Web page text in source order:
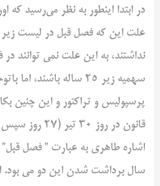
در ابتدا اینطور به نظر می‌رسید که
نداشتند، به این علت نمی توانند
سهمیه زیر 25 ساله باشند،
پرسپولیس و تراکتور و این چنین
قانون در روز 30
سال برداشت شدن این دو می بود.